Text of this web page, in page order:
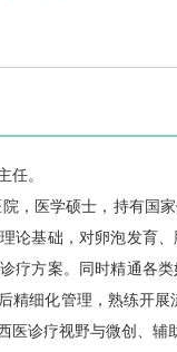
任。
，医学硕士，持有国
论基础，对卵泡发育
疗方案。同时精通各类
精细化管理，熟练开
医诊疗视野与微创、辅